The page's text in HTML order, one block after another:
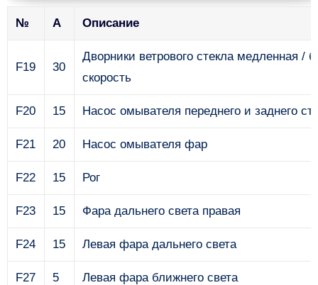
№ А Описание
F19 30
Дворники ветрового стекла медленная /
скорость
F20 15 Насос омывателя переднего и заднего
F21 20 Насос омывателя фар
F22 15 Рог
F23 15 Фара дальнего света правая
F24 15 Левая фара дальнего света
F27 5 Левая фара ближнего света